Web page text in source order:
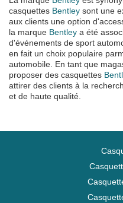
casquettes Bentley sont une
aux clients une option
la marque Bentley a été
d'événements de sport
en fait un choix populaire
automobile. En tant que
proposer des casquettes
attirer des clients à la
et de haute qualité.